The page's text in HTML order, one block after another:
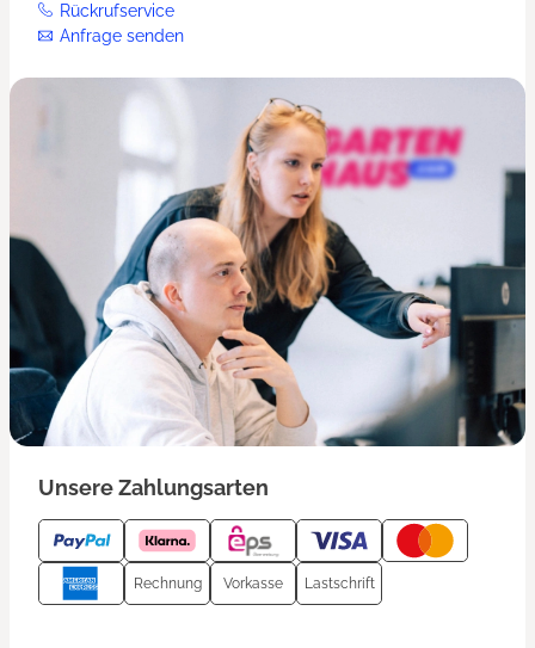
Rückrufservice
Anfrage senden
Unsere Zahlungsarten
Rechnung Vorkasse Lastschrift